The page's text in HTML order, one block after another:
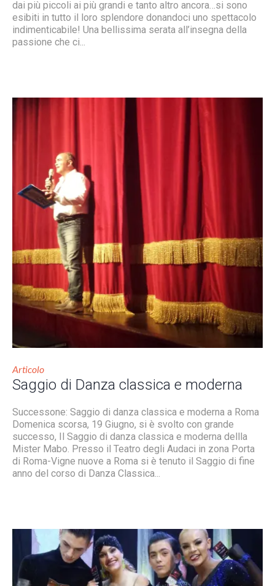
dai più piccoli ai più grandi e tanto altro ancora…si sono
esibiti in tutto il loro splendore donandoci uno spettacolo
indimenticabile! Una bellissima serata all’insegna della
passione che ci...
Articolo
Saggio di Danza classica e moderna
Successone: Saggio di danza classica e moderna a Roma
Domenica scorsa, 19 Giugno, si è svolto con grande
successo, Il Saggio di danza classica e moderna dellla
Mister Mabo. Presso il Teatro degli Audaci in zona Porta
di Roma-Vigne nuove a Roma si è tenuto il Saggio di fine
anno del corso di Danza Classica...